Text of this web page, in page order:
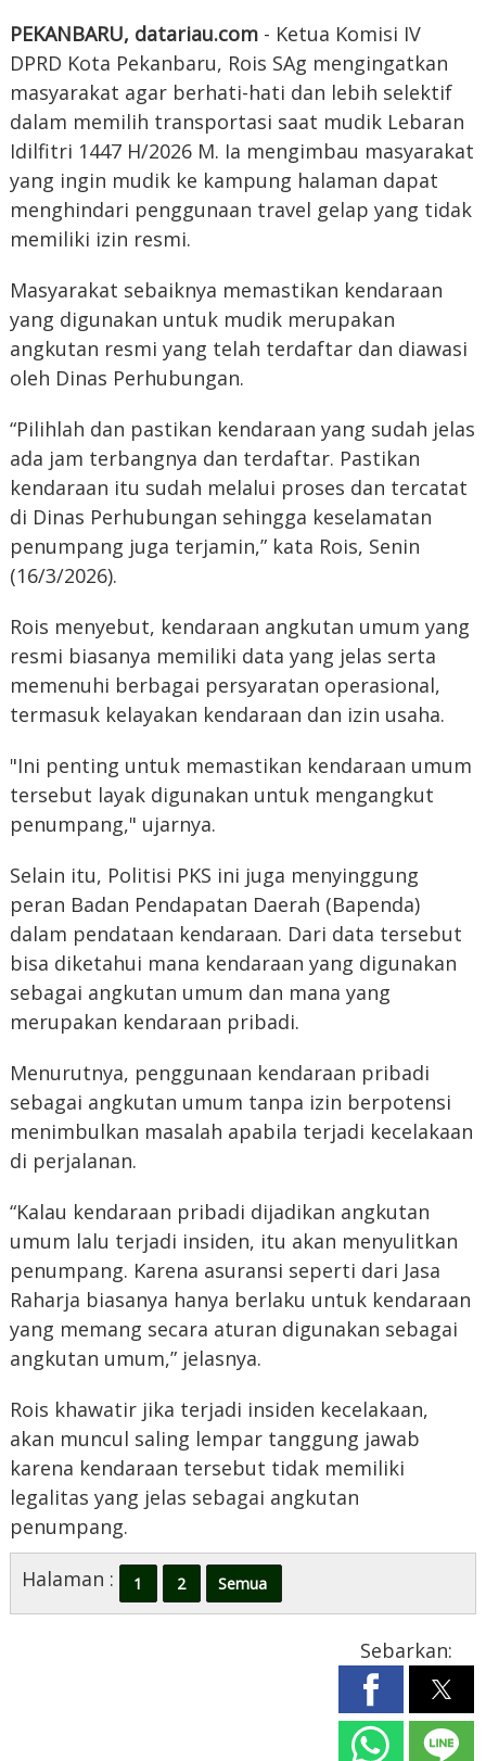
PEKANBARU, datariau.com- Ketua Komisi IV
DPRD Kota Pekanbaru, Rois SAg mengingatkan
masyarakat agar berhati-hati dan lebih selektif
dalam memilih transportasi saat mudik Lebaran
Idilfitri 1447 H/2026 M. Ia mengimbau masyarakat
yang ingin mudik ke kampung halaman dapat
menghindari penggunaan travel gelap yang tidak
memiliki izin resmi.
Masyarakat sebaiknya memastikan kendaraan
yang digunakan untuk mudik merupakan
angkutan resmi yang telah terdaftar dan diawasi
oleh Dinas Perhubungan.
“Pilihlah dan pastikan kendaraan yang sudah jelas
ada jam terbangnya dan terdaftar. Pastikan
kendaraan itu sudah melalui proses dan tercatat
di Dinas Perhubungan sehingga keselamatan
penumpang juga terjamin,” kata Rois, Senin
(16/3/2026).
Rois menyebut, kendaraan angkutan umum yang
resmi biasanya memiliki data yang jelas serta
memenuhi berbagai persyaratan operasional,
termasuk kelayakan kendaraan dan izin usaha.
"Ini penting untuk memastikan kendaraan umum
tersebut layak digunakan untuk mengangkut
penumpang," ujarnya.
Selain itu, Politisi PKS ini juga menyinggung
peran Badan Pendapatan Daerah (Bapenda)
dalam pendataan kendaraan. Dari data tersebut
bisa diketahui mana kendaraan yang digunakan
sebagai angkutan umum dan mana yang
merupakan kendaraan pribadi.
Menurutnya, penggunaan kendaraan pribadi
sebagai angkutan umum tanpa izin berpotensi
menimbulkan masalah apabila terjadi kecelakaan
di perjalanan.
“Kalau kendaraan pribadi dijadikan angkutan
umum lalu terjadi insiden, itu akan menyulitkan
penumpang. Karena asuransi seperti dari Jasa
Raharja biasanya hanya berlaku untuk kendaraan
yang memang secara aturan digunakan sebagai
angkutan umum,” jelasnya.
Rois khawatir jika terjadi insiden kecelakaan,
akan muncul saling lempar tanggung jawab
karena kendaraan tersebut tidak memiliki
legalitas yang jelas sebagai angkutan
penumpang.
Halaman :
1 2 Semua
Sebarkan: